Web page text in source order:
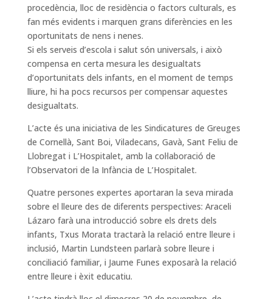
procedència, lloc de residència o factors culturals, es
fan més evidents i marquen grans diferències en les
oportunitats de nens i nenes.
Si els serveis d’escola i salut són universals, i això
compensa en certa mesura les desigualtats
d’oportunitats dels infants, en el moment de temps
lliure, hi ha pocs recursos per compensar aquestes
desigualtats.
L’acte és una iniciativa de les Sindicatures de Greuges
de Cornellà, Sant Boi, Viladecans, Gavà, Sant Feliu de
Llobregat i L’Hospitalet, amb la col·laboració de
l’Observatori de la Infància de L’Hospitalet.
Quatre persones expertes aportaran la seva mirada
sobre el lleure des de diferents perspectives: Araceli
Lázaro farà una introducció sobre els drets dels
infants, Txus Morata tractarà la relació entre lleure i
inclusió, Martin Lundsteen parlarà sobre lleure i
conciliació familiar, i Jaume Funes exposarà la relació
entre lleure i èxit educatiu.